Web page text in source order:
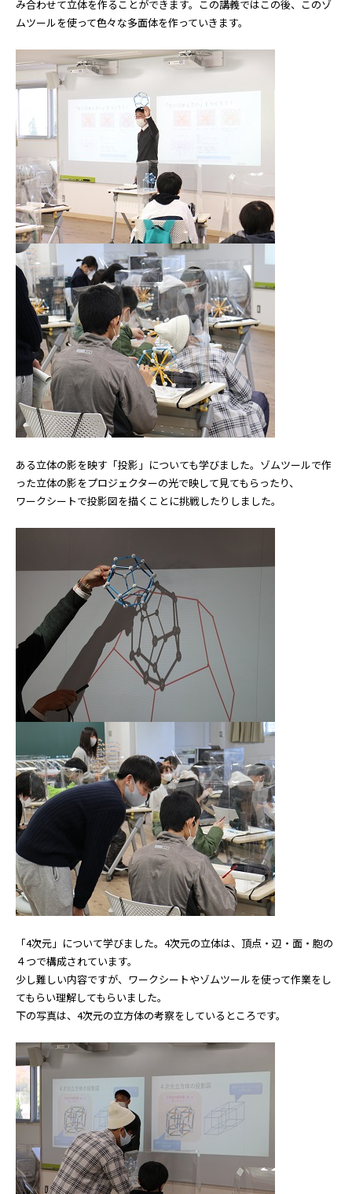
み合わせて立体を作ることができます。この講義ではこの後、このゾ
ムツールを使って色々な多面体を作っていきます。
ある立体の影を映す「投影」についても学びました。ゾムツールで作
った立体の影をプロジェクターの光で映して見てもらったり、
ワークシートで投影図を描くことに挑戦したりしました。
「4次元」について学びました。4次元の立体は、頂点・辺・面・胞の
４つで構成されています。
少し難しい内容ですが、ワークシートやゾムツールを使って作業をし
てもらい理解してもらいました。
下の写真は、4次元の立方体の考察をしているところです。